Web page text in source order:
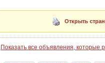
Открыть
Показать все объявления, которые